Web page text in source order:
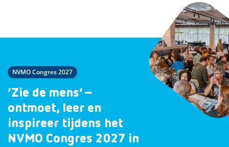
NVMO Congres 2027
‘Zie de mens’ –
ontmoet, leer en
inspireer tijdens het
NVMO Congres 2027 in